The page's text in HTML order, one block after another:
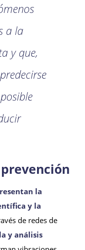
a la
y que,
la
y la
de redes de
y análisis